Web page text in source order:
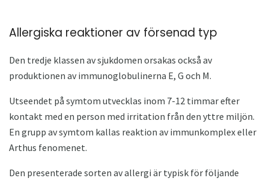
Allergiska reaktioner av försenad typ
Den tredje klassen av sjukdomen orsakas också av
produktionen av immunoglobulinerna E, G och M.
Utseendet på symtom utvecklas inom 7-12 timmar efter
kontakt med en person med irritation från den yttre miljön.
En grupp av symtom kallas reaktion av immunkomplex eller
Arthus fenomenet.
Den presenterade sorten av allergi är typisk för följande